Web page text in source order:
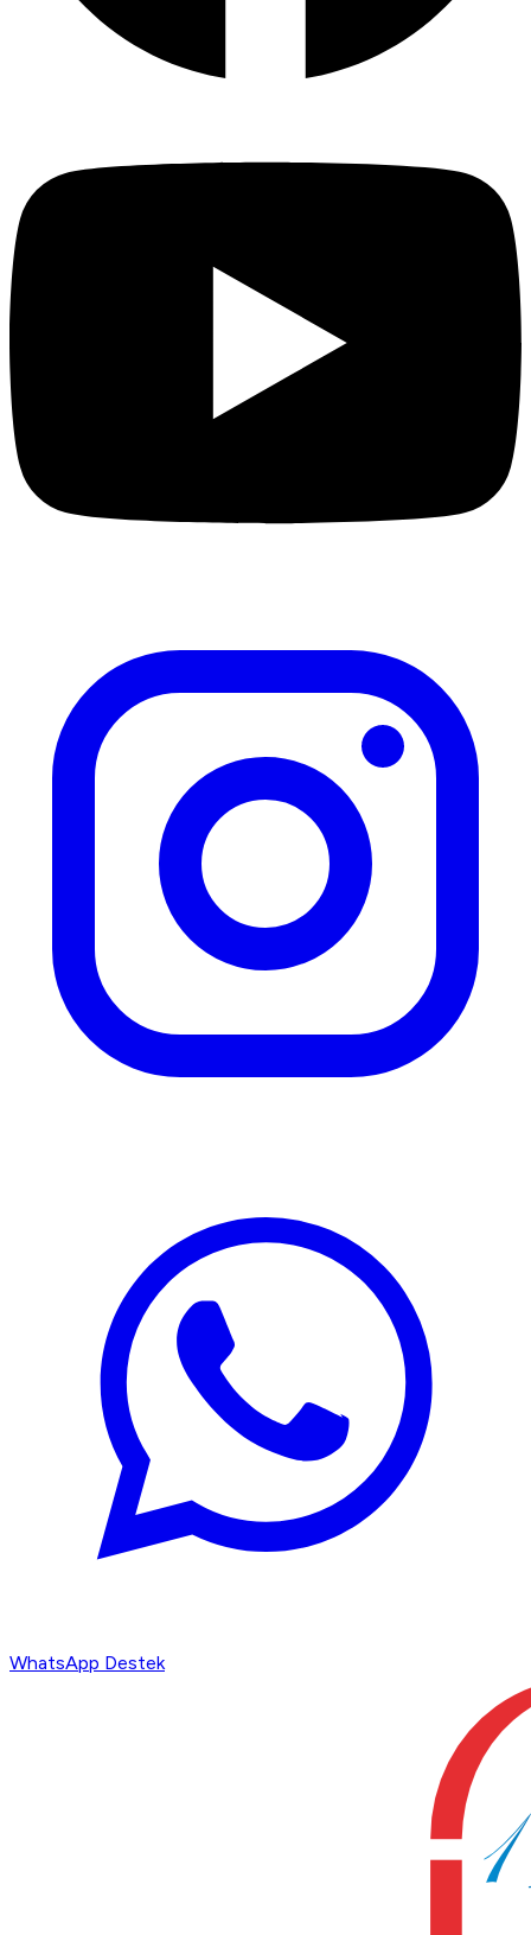
WhatsApp Destek